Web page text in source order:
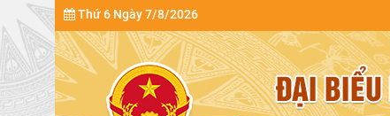
Thứ 6 Ngày 7/8/2026